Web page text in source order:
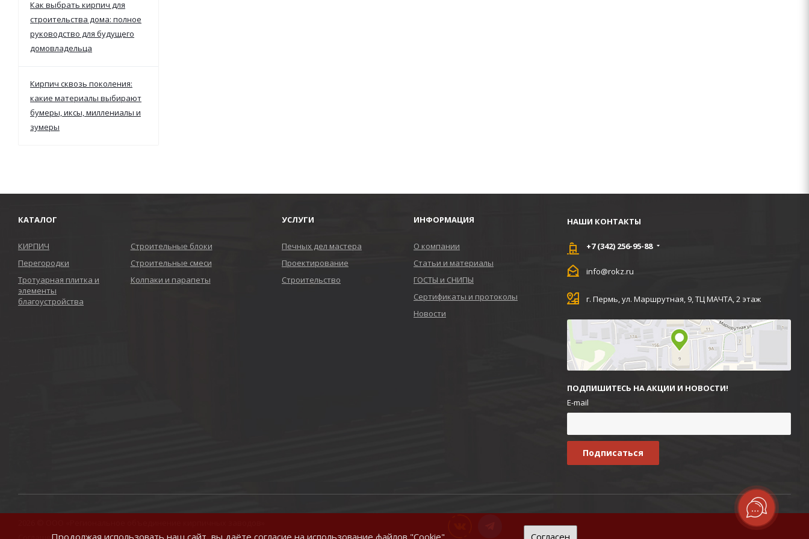
Как выбрать кирпич для
строительства дома: полное
руководство для будущего
домовладельца
Кирпич сквозь поколения:
какие материалы выбирают
бумеры, иксы, миллениалы и
зумеры
КАТАЛОГ
КИРПИЧ
Строительные блоки
Перегородки
Строительные смеси
Тротуарная плитка и
элементы
благоустройства
Колпаки и парапеты
УСЛУГИ
Печных дел мастера
Проектирование
Строительство
ИНФОРМАЦИЯ
О компании
Статьи и материалы
ГОСТЫ и СНИПЫ
Сертификаты и протоколы
Новости
НАШИ КОНТАКТЫ
+7 (342) 256-95-88
info@rokz.ru
г. Пермь, ул. Маршрутная, 9, ТЦ МАЧТА, 2 этаж
ПОДПИШИТЕСЬ НА АКЦИИ И НОВОСТИ!
E-mail
Продолжая использовать наш сайт, вы даётесогласие на использование файлов "Cookie" Согласен